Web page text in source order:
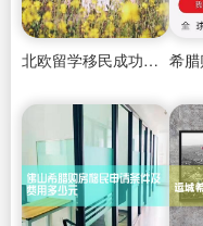
北欧留学移民成功率高的国家排名表格